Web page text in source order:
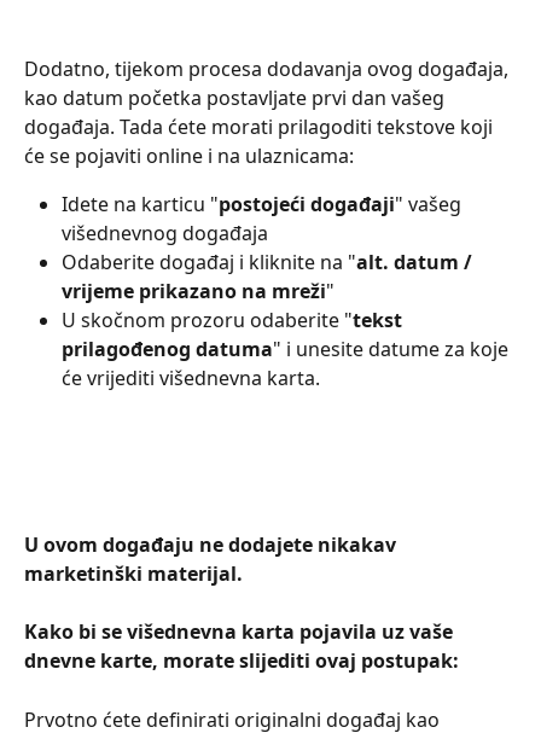
Dodatno, tijekom procesa dodavanja ovog događaja,
kao datum početka postavljate prvi dan vašeg
događaja. Tada ćete morati prilagoditi tekstove koji
će se pojaviti online i na ulaznicama:
Idete na karticu "postojeći događaji" vašeg
višednevnog događaja
Odaberite događaj i kliknite na "alt. datum /
vrijeme prikazano na mreži"
U skočnom prozoru odaberite "tekst
prilagođenog datuma" i unesite datume za koje
će vrijediti višednevna karta.
U ovom događaju ne dodajete nikakav
marketinški materijal.
Kako bi se višednevna karta pojavila uz vaše
dnevne karte, morate slijediti ovaj postupak:
Prvotno ćete definirati originalni događaj kao